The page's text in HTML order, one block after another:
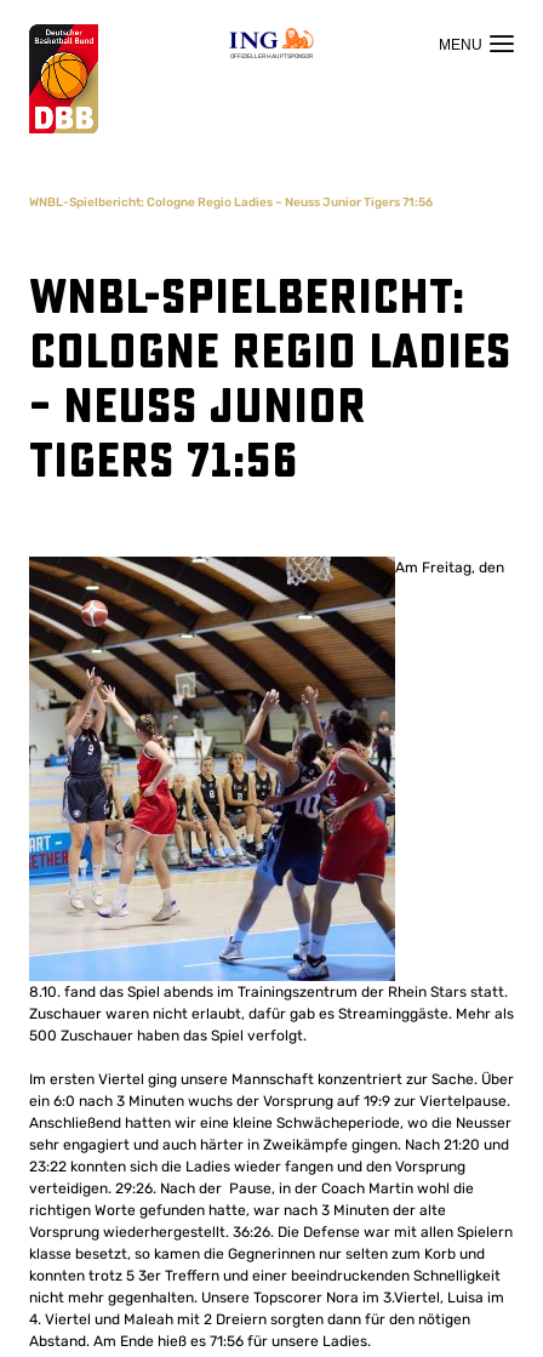
OFFIZIELLER HAUPTSPONSOR
WNBL-Spielbericht: Cologne Regio Ladies – Neuss Junior Tigers 71:56
WNBL-Spielbericht:
Cologne Regio Ladies
– Neuss Junior
Tigers 71:56
Am Freitag, den
8.10. fand das Spiel abends im Trainingszentrum der Rhein Stars statt.
Zuschauer waren nicht erlaubt, dafür gab es Streaminggäste. Mehr als
500 Zuschauer haben das Spiel verfolgt.
Im ersten Viertel ging unsere Mannschaft konzentriert zur Sache. Über
ein 6:0 nach 3 Minuten wuchs der Vorsprung auf 19:9 zur Viertelpause.
Anschließend hatten wir eine kleine Schwächeperiode, wo die Neusser
sehr engagiert und auch härter in Zweikämpfe gingen. Nach 21:20 und
23:22 konnten sich die Ladies wieder fangen und den Vorsprung
verteidigen. 29:26. Nach der Pause, in der Coach Martin wohl die
richtigen Worte gefunden hatte, war nach 3 Minuten der alte
Vorsprung wiederhergestellt. 36:26. Die Defense war mit allen Spielern
klasse besetzt, so kamen die Gegnerinnen nur selten zum Korb und
konnten trotz 5 3er Treffern und einer beeindruckenden Schnelligkeit
nicht mehr gegenhalten. Unsere Topscorer Nora im 3.Viertel, Luisa im
4. Viertel und Maleah mit 2 Dreiern sorgten dann für den nötigen
Abstand. Am Ende hieß es 71:56 für unsere Ladies.